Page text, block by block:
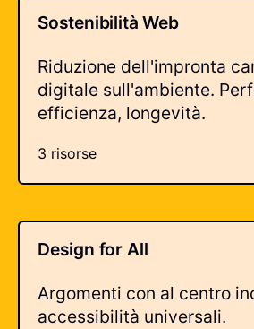
Sostenibilità Web
Riduzione dell'impronta
digitale sull'ambiente.
efficienza, longevità.
3 risorse
Design for All
Argomenti con al centro
accessibilità universali.